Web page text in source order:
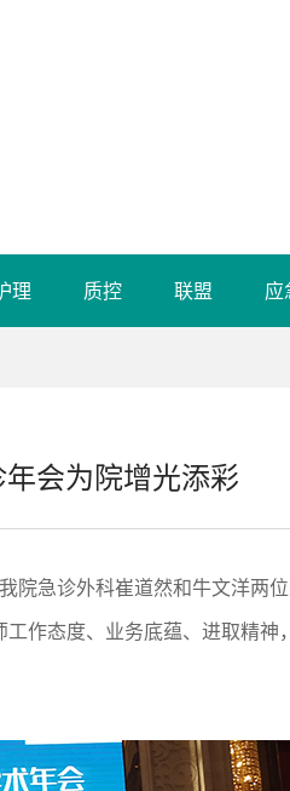
理 质控 联盟 应
会为院增光添彩
急诊外科崔道然和牛文洋两
作态度、业务底蕴、进取精神